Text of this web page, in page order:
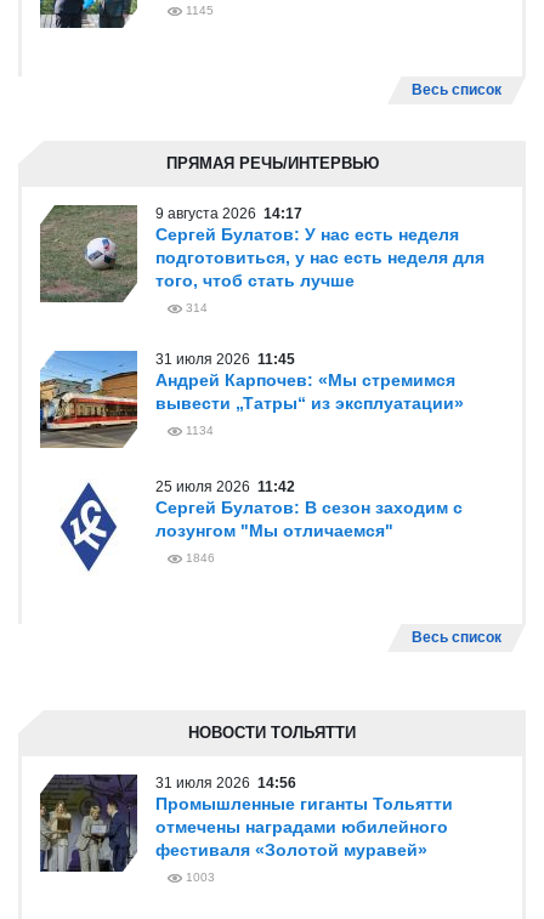
1145
Весь список
ПРЯМАЯ РЕЧЬ/ИНТЕРВЬЮ
9 августа 2026 14:17
Сергей Булатов: У нас есть неделя
подготовиться, у нас есть неделя для
того, чтоб стать лучше
314
31 июля 2026 11:45
Андрей Карпочев: «Мы стремимся
вывести „Татры“ из эксплуатации»
1134
25 июля 2026 11:42
Сергей Булатов: В сезон заходим с
лозунгом "Мы отличаемся"
1846
Весь список
НОВОСТИ ТОЛЬЯТТИ
31 июля 2026 14:56
Промышленные гиганты Тольятти
отмечены наградами юбилейного
фестиваля «Золотой муравей»
1003